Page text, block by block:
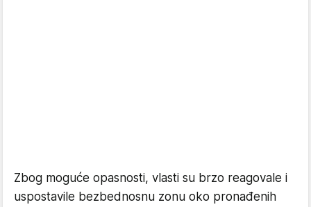
Zbog moguće opasnosti, vlasti su brzo reagovale i
uspostavile bezbednosnu zonu oko pronađenih